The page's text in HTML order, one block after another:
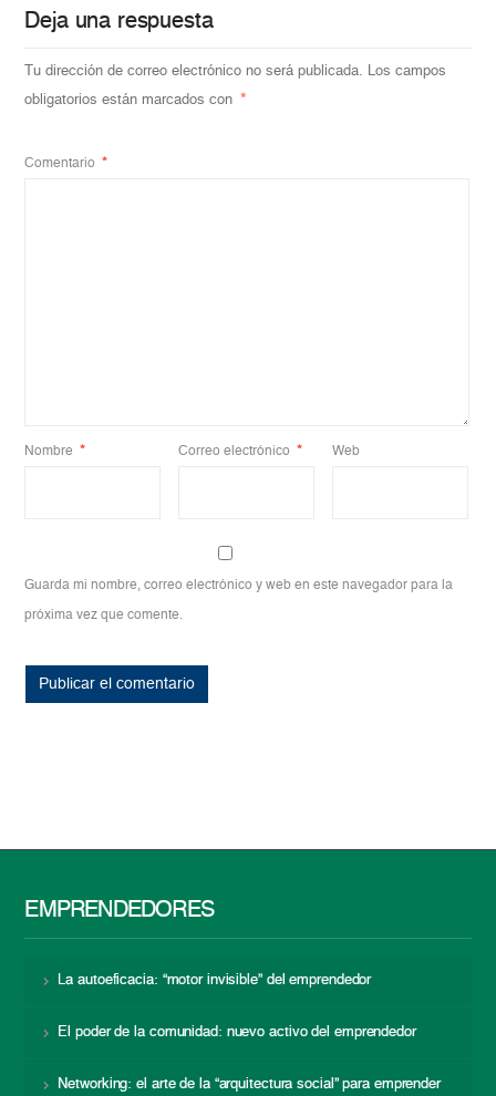
Deja una respuesta
Tu dirección de correo electrónico no será publicada. Los campos
obligatorios están marcados con *
Comentario *
Nombre * Correo electrónico * Web
Guarda mi nombre, correo electrónico y web en este navegador para la
próxima vez que comente.
EMPRENDEDORES
La autoeficacia: “motor invisible” del emprendedor
El poder de la comunidad: nuevo activo del emprendedor
Networking: el arte de la “arquitectura social” para emprender